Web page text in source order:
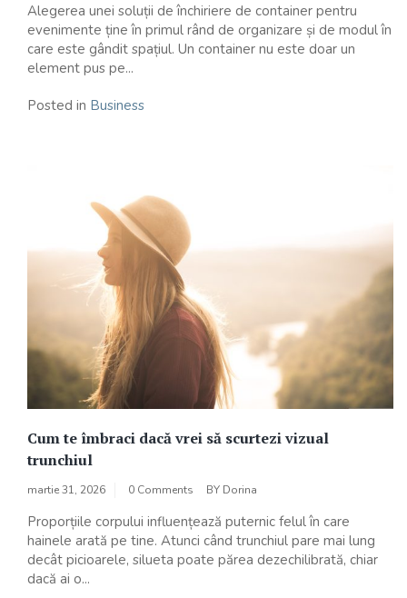
Alegerea unei soluții de închiriere de container pentru
evenimente ține în primul rând de organizare și de modul în
care este gândit spațiul. Un container nu este doar un
element pus pe...
Posted in Business
Cum te îmbraci dacă vrei să scurtezi vizual
trunchiul
martie 31, 2026 0 Comments BY Dorina
Proporțiile corpului influențează puternic felul în care
hainele arată pe tine. Atunci când trunchiul pare mai lung
decât picioarele, silueta poate părea dezechilibrată, chiar
dacă ai o...